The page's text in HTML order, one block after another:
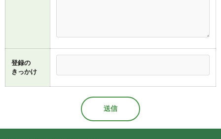
登録の
きっかけ